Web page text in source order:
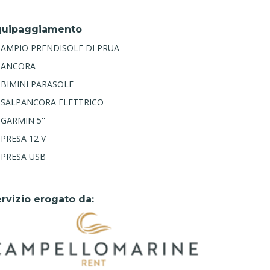
AMPIO PRENDISOLE DI PRUA
ANCORA
BIMINI PARASOLE
SALPANCORA ELETTRICO
GARMIN 5''
PRESA 12 V
PRESA USB
erogato da: